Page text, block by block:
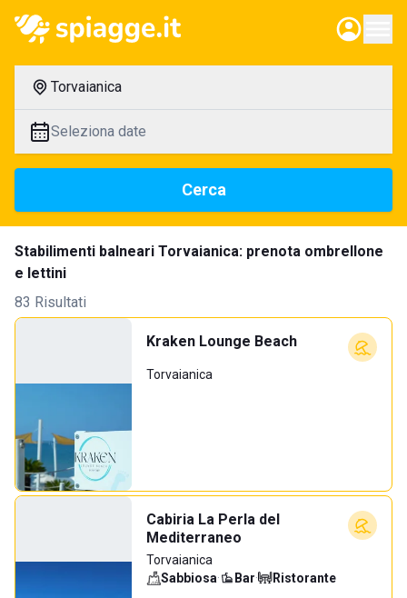
Torvaianica
Seleziona date
Cerca
Stabilimenti balneari Torvaianica: prenota ombrellone
e lettini
83 Risultati
Kraken Lounge Beach
Torvaianica
Cabiria La Perla del
Mediterraneo
Torvaianica
Sabbiosa· Bar· Ristorante